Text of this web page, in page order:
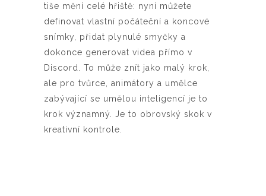
tiše mění celé hřiště: nyní můžete
definovat vlastní počáteční a koncové
snímky, přidat plynulé smyčky a
dokonce generovat videa přímo v
Discord. To může znít jako malý krok,
ale pro tvůrce, animátory a umělce
zabývající se umělou inteligencí je to
krok významný. Je to obrovský skok v
kreativní kontrole.